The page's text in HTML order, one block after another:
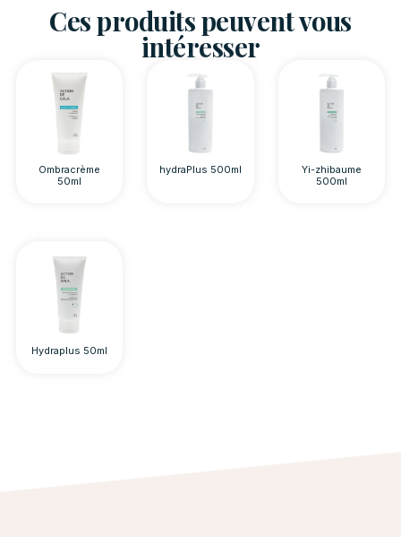
Ces produits peuvent vous
intéresser
Ombracrème
50ml
hydraPlus 500ml
Yi-zhibaume
500ml
Hydraplus 50ml